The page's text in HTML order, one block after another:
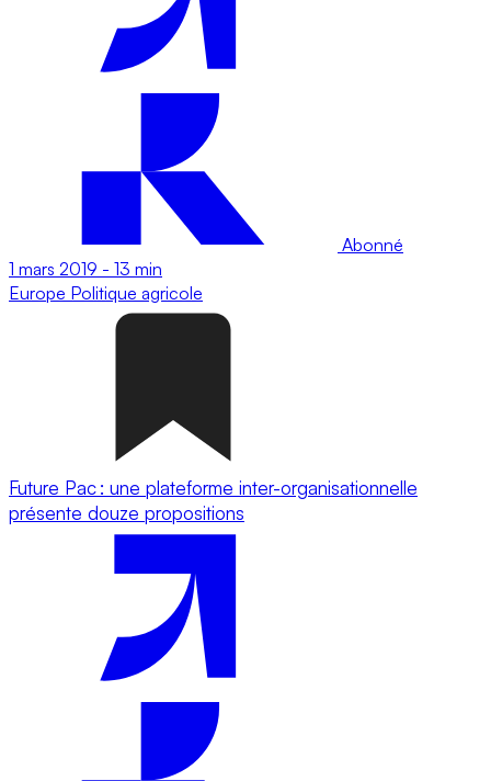
Abonné
1 mars 2019 - 13 min
Europe Politique agricole
Future Pac : une plateforme inter-organisationnelle
présente douze propositions